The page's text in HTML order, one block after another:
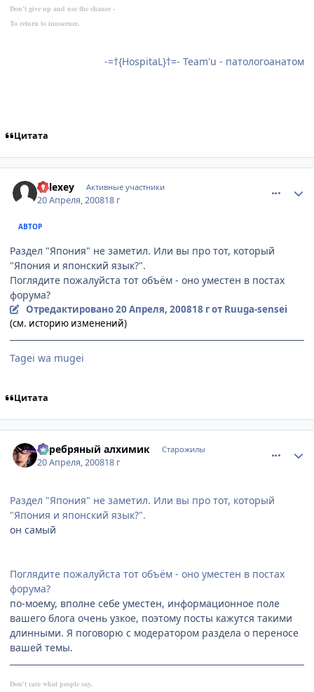
Don't give up and use the chance -
To return to innocence.
-=†{HospitaL}†=- Team'u - патологоанатом
Цитата
Relexey Активные участники
20 Апреля, 200818 г
АВТОР
Раздел "Япония" не заметил. Или вы про тот, который
"Япония и японский язык?".
Поглядите пожалуйста тот объём - оно уместен в постах
форума?
Отредактировано20 Апреля, 200818 гот Ruuga-sensei
(см. историю изменений)
Tagei wa mugei
Цитата
Серебряный алхимик Старожилы
20 Апреля, 200818 г
Раздел "Япония" не заметил. Или вы про тот, который
"Япония и японский язык?".
он самый
Поглядите пожалуйста тот объём - оно уместен в постах
форума?
по-моему, вполне себе уместен, информационное поле
вашего блога очень узкое, поэтому посты кажутся такими
длинными. Я поговорю с модератором раздела о переносе
вашей темы.
Don't care what people say,